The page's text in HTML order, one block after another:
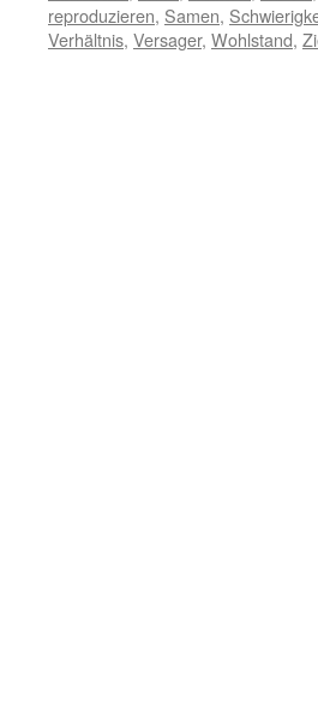
reproduzieren, Samen,
Verhältnis, Versager, Wohlstand,